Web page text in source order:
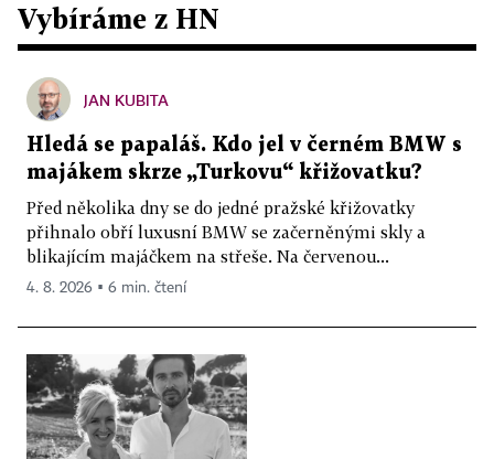
Vybíráme z HN
JAN KUBITA
Hledá se papaláš. Kdo jel v černém BMW s
majákem skrze „Turkovu“ křižovatku?
Před několika dny se do jedné pražské křižovatky
přihnalo obří luxusní BMW se začerněnými skly a
blikajícím majáčkem na střeše. Na červenou...
4. 8. 2026 ▪ 6 min. čtení